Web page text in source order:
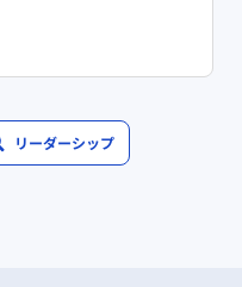
リーダーシップ